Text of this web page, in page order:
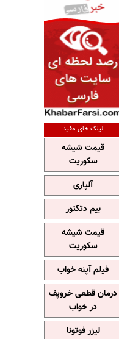
لینک های مفید
قیمت شیشه
سکوریت
آلپاری
بیم دتکتور
قیمت شیشه
سکوریت
فیلم آپنه خواب
درمان قطعی خروپف
در خواب
لیزر فوتونا